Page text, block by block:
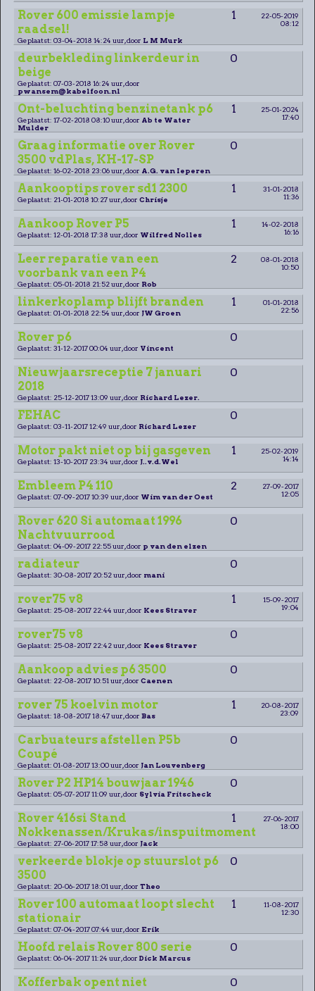
Rover 600 emissie lampje
raadsel!
1
22-05-2019
08:12
Geplaatst: 03-04-2018 14:24 uur, door L M Murk
deurbekleding linkerdeur in
beige
0
Geplaatst: 07-03-2018 16:24 uur, door
pwansem@kabelfoon.nl
Ont-beluchting benzinetank p6 1
25-01-2024
17:40
Geplaatst: 17-02-2018 08:10 uur, door Ab te Water
Mulder
Graag informatie over Rover
3500 vdPlas, KH-17-SP
0
Geplaatst: 16-02-2018 23:06 uur, door A.G. van Ieperen
Aankooptips rover sd1 2300 1
31-01-2018
11:36
Geplaatst: 21-01-2018 10:27 uur, door Chrisje
Aankoop Rover P5 1
14-02-2018
16:16
Geplaatst: 12-01-2018 17:38 uur, door Wilfred Nolles
Leer reparatie van een
voorbank van een P4
2
08-01-2018
10:50
Geplaatst: 05-01-2018 21:52 uur, door Rob
linkerkoplamp blijft branden 1
01-01-2018
22:56
Geplaatst: 01-01-2018 22:54 uur, door JW Groen
Rover p6 0
Geplaatst: 31-12-2017 00:04 uur, door Vincent
Nieuwjaarsreceptie 7 januari
2018
0
Geplaatst: 25-12-2017 13:09 uur, door Richard Lezer.
FEHAC 0
Geplaatst: 03-11-2017 12:49 uur, door Richard Lezer
Motor pakt niet op bij gasgeven 1
25-02-2019
14:14
Geplaatst: 13-10-2017 23:34 uur, door J..v.d.Wel
Embleem P4 110 2
27-09-2017
12:05
Geplaatst: 07-09-2017 10:39 uur, door Wim van der Oest
Rover 620 Si automaat 1996
Nachtvuurrood
0
Geplaatst: 04-09-2017 22:55 uur, door p van den elzen
radiateur 0
Geplaatst: 30-08-2017 20:52 uur, door mani
rover75 v8 1
15-09-2017
19:04
Geplaatst: 25-08-2017 22:44 uur, door Kees Straver
rover75 v8 0
Geplaatst: 25-08-2017 22:42 uur, door Kees Straver
Aankoop advies p6 3500 0
Geplaatst: 22-08-2017 10:51 uur, door Caenen
rover 75 koelvin motor 1
20-08-2017
23:09
Geplaatst: 18-08-2017 18:47 uur, door Bas
Carbuateurs afstellen P5b
Coupé
0
Geplaatst: 01-08-2017 13:00 uur, door Jan Louvenberg
Rover P2 HP14 bouwjaar 1946 0
Geplaatst: 05-07-2017 11:09 uur, door Sylvia Fritscheck
Rover 416si Stand
Nokkenassen/Krukas/inspuitmoment
1
27-06-2017
18:00
Geplaatst: 27-06-2017 17:58 uur, door Jack
verkeerde blokje op stuurslot p6
3500
0
Geplaatst: 20-06-2017 18:01 uur, door Theo
Rover 100 automaat loopt slecht
stationair
1
11-08-2017
12:30
Geplaatst: 07-04-2017 07:44 uur, door Erik
Hoofd relais Rover 800 serie 0
Geplaatst: 06-04-2017 11:24 uur, door Dick Marcus
Kofferbak opent niet 0